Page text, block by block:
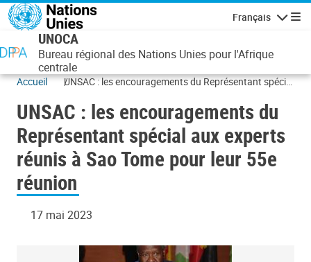
Aller au contenu principal
Français
UNOCA
Bureau régional des Nations Unies pour l'Afrique
centrale
Accueil
UNSAC : les encouragements du Représentant spécial
UNSAC : les encouragements du
Représentant spécial aux experts
réunis à Sao Tome pour leur 55e
réunion
17 mai 2023